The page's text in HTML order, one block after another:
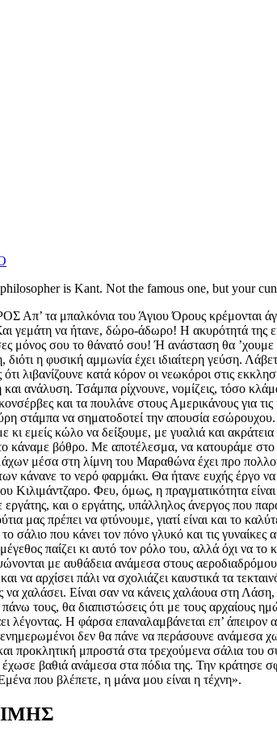
is Kant. Not the famous one, but your
τα μπαλκόνια του Άγιου Όρους κρέμονται
γεμάτη να ήτανε, δώρο-άδωρο! Η ακυρότητά της
μόνος σου το θάνατό σου! Ή ανάσταση θα
η φυσική αμμωνία έχει ιδιαίτερη γεύση.
ότι λιβανίζουνε κατά κόρον οι νεωκόροι στις
ανάλυση. Τσάμπα ρίχνουνε, νομίζεις, τόσο
και τα πουλάνε στους Αμερικάνους για
στάμπα να σηματοδοτεί την απουσία
εμείς κώλο να δείξουμε, με γυαλιά και
κάναμε βόθρο. Με αποτέλεσμα, να κατουράμε στο
μέσα στη λίμνη του Μαραθώνα έχει προ
κάνανε το νερό φαρμάκι. Θα ήτανε ευχής έργο
Κιλιμάντζαρο. Φευ, όμως, η πραγματικότητα
και ο εργάτης, υπάλληλος άνεργος που
μας πρέπει να φτύνουμε, γιατί είναι και το
σάλιο που κάνει τον πόνο γλυκό και τις
παίζει κι αυτό τον ρόλο του, αλλά όχι να
με αυθάδεια ανάμεσα στους
να αρχίσει πάλι να σχολιάζει καυστικά τα
να χαλάσει. Είναι σαν να κάνεις χαλάουα στη
πάνω τους, θα διαπιστώσεις ότι με τους
λέγοντας. Η φάρσα επαναλαμβάνεται επ’ άπειρον
δεν θα πάνε να περάσουνε ανάμεσα
προκλητική μπροστά στα τρεχούμενα σάλια
έχωσε βαθιά ανάμεσα στα πόδια της. Την κράτησε
που βλέπετε, η μάνα μου είναι η τέχνη».